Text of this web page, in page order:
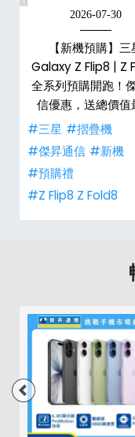
2026-07-30
【新機預購】三
Galaxy Z Flip8 | Z
全系列預購開跑！
信優惠，送總價值
$2,180 好禮
#三星 #摺疊機
#傑昇通信 #新機
#預購禮
#Z Flip8 Z Fold8